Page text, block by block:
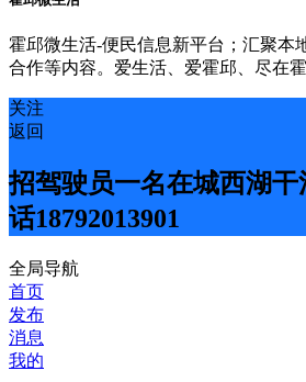
霍邱微生活-便民信息新平台；汇聚本
合作等内容。爱生活、爱霍邱、尽在霍
关注
返回
招驾驶员一名在城西湖
话18792013901
全局导航
首页
发布
消息
我的